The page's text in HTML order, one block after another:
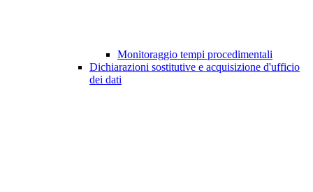
Monitoraggio tempi procedimentali
Dichiarazioni sostitutive e acquisizione d'ufficio
dei dati